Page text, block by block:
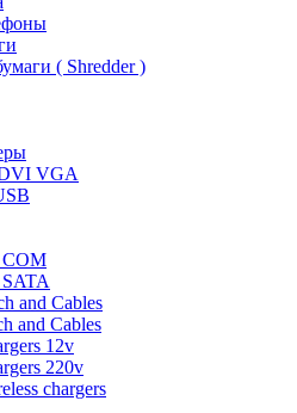
( Shredder )
VGA
COM
and Cables
and Cables
12v
220v
chargers